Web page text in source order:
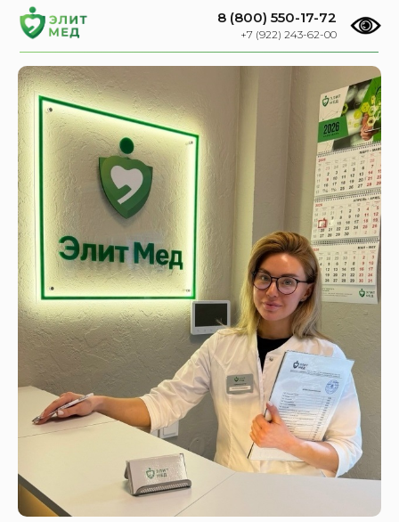
+7 (922) 243-62-00
8 (800) 550-17-72